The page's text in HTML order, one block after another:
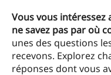
Vous vous intéressez
ne savez pas par où
unes des questions
recevons. Explorez
réponses dont vous